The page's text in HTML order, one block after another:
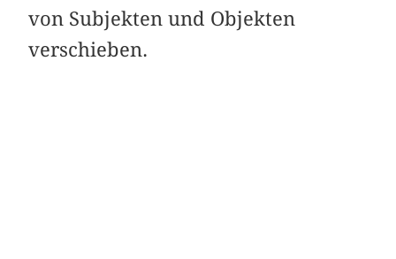
von Subjekten und Objekten
verschieben.